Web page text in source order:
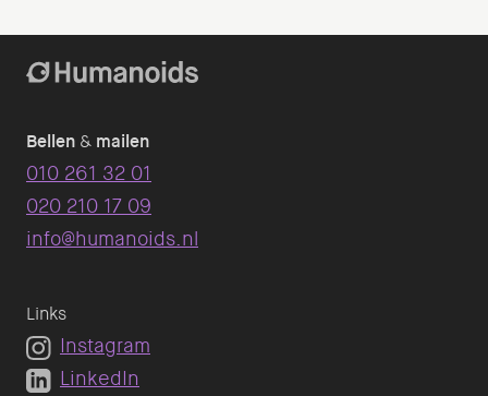
Bellen & mailen
010 261 32 01
020 210 17 09
info@humanoids.nl
Links
Instagram
LinkedIn